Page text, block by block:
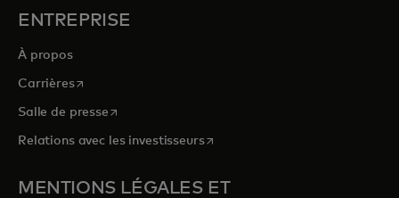
ENTREPRISE
À propos
Carrièress’ouvre dans un nouvel onglet
Salle de presses’ouvre dans un nouvel onglet
Relations avec les investisseurss’ouvre dans un nouvel onglet
MENTIONS LÉGALES ET